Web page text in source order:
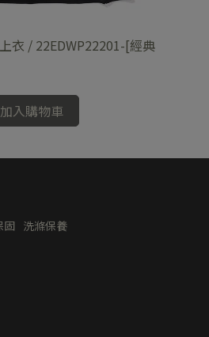
衣 / 22EDWP22201-[經典
加入購物車
固 洗滌保養